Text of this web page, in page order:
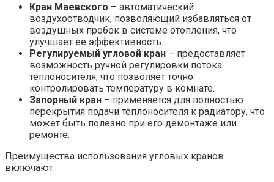
Кран Маевского – автоматический
воздухоотводчик, позволяющий избавляться от
воздушных пробок в системе отопления, что
улучшает ее эффективность.
Регулируемый угловой кран – предоставляет
возможность ручной регулировки потока
теплоносителя, что позволяет точно
контролировать температуру в комнате.
Запорный кран – применяется для полностью
перекрытия подачи теплоносителя к радиатору, что
может быть полезно при его демонтаже или
ремонте.
Преимущества использования угловых кранов
включают: